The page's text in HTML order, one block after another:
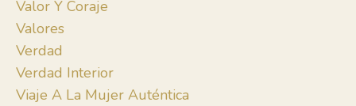
Valor Y Coraje
Valores
Verdad
Verdad Interior
Viaje A La Mujer Auténtica